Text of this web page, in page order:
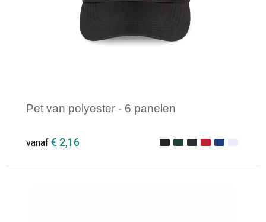
Pet van polyester - 6 panelen
vanaf € 2,16